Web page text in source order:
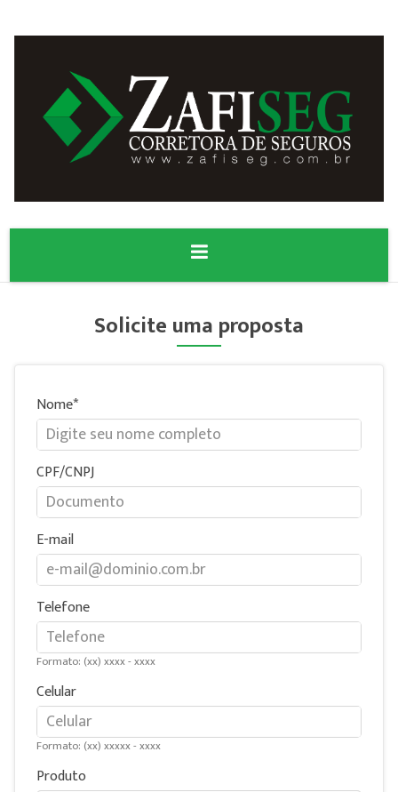
Solicite uma proposta
Nome
CPF/CNPJ
E-mail
Telefone
Formato: (xx) xxxx - xxxx
Celular
Formato: (xx) xxxxx - xxxx
Produto